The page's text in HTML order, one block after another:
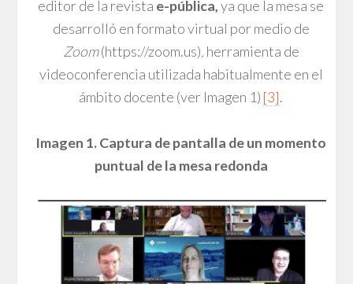
editor de la revista e-pública,ya que la mesa se
desarrolló en formato virtual por medio de
Zoom(https://zoom.us), herramienta de
videoconferencia utilizada habitualmente en el
ámbito docente (ver Imagen 1) [3].
Imagen 1. Captura de pantalla de un momento
puntual de la mesa redonda